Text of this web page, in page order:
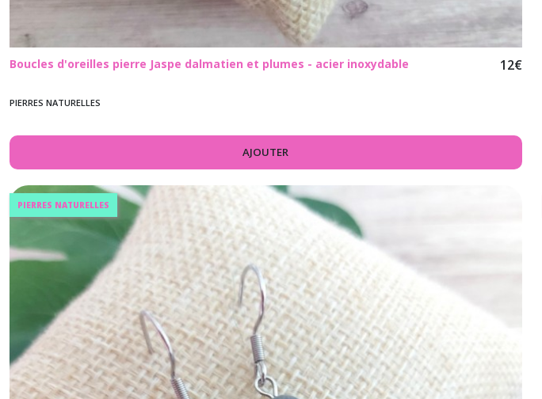
Boucles d'oreilles pierre Jaspe dalmatien et plumes - acier inoxydable 12€
PIERRES NATURELLES
AJOUTER
PIERRES NATURELLES